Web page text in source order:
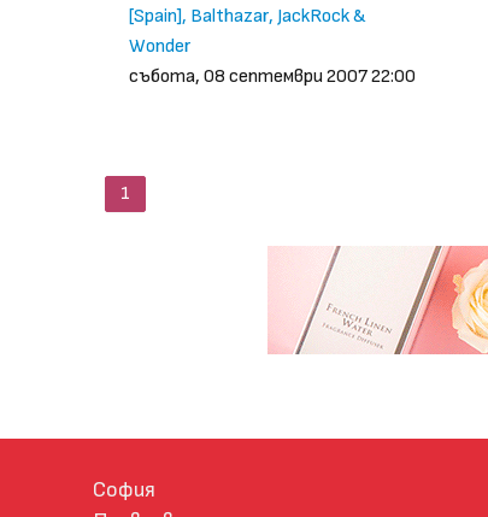
[Spain], Balthazar, JackRock &
Wonder
събота, 08 септември 2007 22:00
1
София